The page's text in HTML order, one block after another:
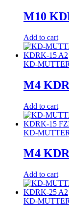
M10
Add to cart
KD-
M4
Add to cart
KD-
M4
Add to cart
KD-